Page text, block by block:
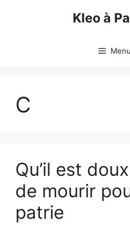
Kleo à
Menu
C
Qu’il est
de mourir
patrie